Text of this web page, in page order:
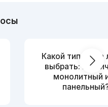
Какой тип дома
выбрать:
монолитный